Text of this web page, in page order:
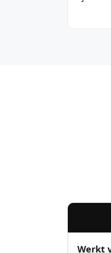
Werkt